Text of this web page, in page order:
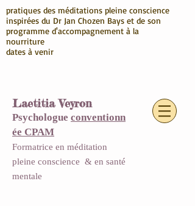
pratiques des méditations pleine conscience
inspirées du Dr Jan Chozen Bays et de son
programme d'accompagnement à la
nourriture
dates à venir
Laetitia Veyron
Psychologue conventionn
ée CPAM
Formatrice en méditation
pleine conscience & en santé
mentale